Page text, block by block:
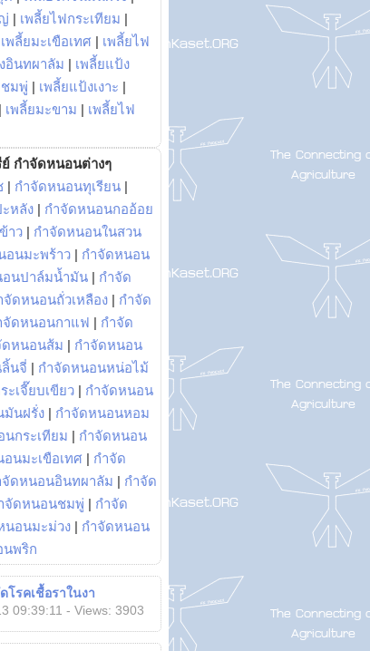
| เพลี้ยไฟกระเทียม |
เพลี้ยมะเขือเทศ | เพลี้ยไฟ
อินทผาลัม | เพลี้ยแป้ง
ชมพู่ | เพลี้ยแป้งเงาะ |
| เพลี้ยมะขาม | เพลี้ยไฟ
กำจัดหนอนต่างๆ
| กำจัดหนอนทุเรียน |
หลัง | กำจัดหนอนกออ้อย
าว | กำจัดหนอนในสวน
อนมะพร้าว | กำจัดหนอน
อนปาล์มน้ำมัน | กำจัด
จัดหนอนถั่วเหลือง | กำจัด
จัดหนอนกาแฟ | กำจัด
ดหนอนส้ม | กำจัดหนอน
นจี่ | กำจัดหนอนหน่อไม้
เจี๊ยบเขียว | กำจัดหนอน
มันฝรั่ง | กำจัดหนอนหอม
กระเทียม | กำจัดหนอน
นมะเขือเทศ | กำจัด
จัดหนอนอินทผาลัม | กำจัด
จัดหนอนชมพู่ | กำจัด
นอนมะม่วง | กำจัดหนอน
นพริก
โรคเชื้อราในงา
09:39:11 - Views: 3903